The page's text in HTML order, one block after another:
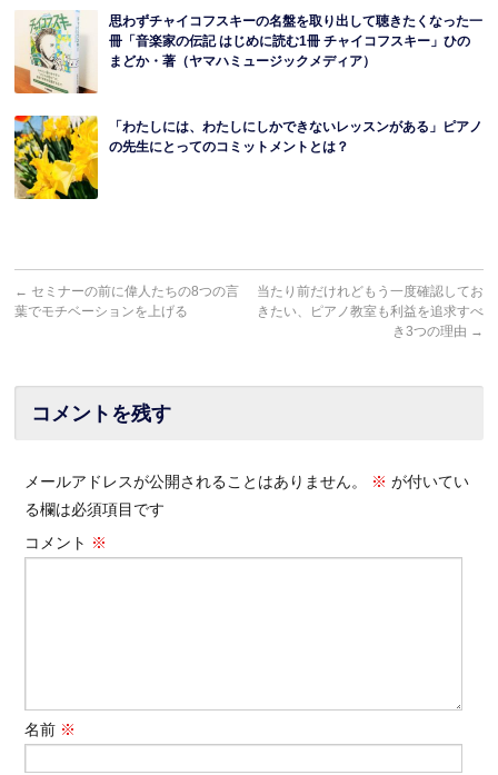
思わずチャイコフスキーの名盤を取り出して聴きたくなった一
冊「音楽家の伝記 はじめに読む1冊 チャイコフスキー」ひの
まどか・著（ヤマハミュージックメディア）
「わたしには、わたしにしかできないレッスンがある」ピアノ
の先生にとってのコミットメントとは？
← セミナーの前に偉人たちの8つの言
葉でモチベーションを上げる
当たり前だけれどもう一度確認してお
きたい、ピアノ教室も利益を追求すべ
き3つの理由 →
コメントを残す
メールアドレスが公開されることはありません。 ※ が付いてい
る欄は必須項目です
コメント ※
名前 ※